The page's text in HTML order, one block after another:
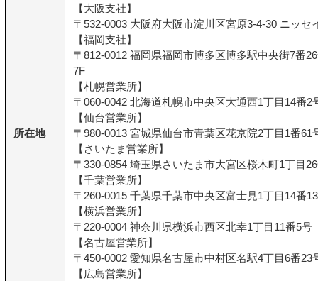
所在地
【大阪支社】
〒532-0003 大阪府大阪市淀川区宮原3-4-30 ニッセ
【福岡支社】
〒812-0012 福岡県福岡市博多区博多駅中央街7番
7F
【札幌営業所】
〒060-0042 北海道札幌市中央区大通西1丁目14番2
【仙台営業所】
〒980-0013 宮城県仙台市青葉区花京院2丁目1番61
【さいたま営業所】
〒330-0854 埼玉県さいたま市大宮区桜木町1丁目
【千葉営業所】
〒260-0015 千葉県千葉市中央区富士見1丁目14番
【横浜営業所】
〒220-0004 神奈川県横浜市西区北幸1丁目11番5号
【名古屋営業所】
〒450-0002 愛知県名古屋市中村区名駅4丁目6番23
【広島営業所】